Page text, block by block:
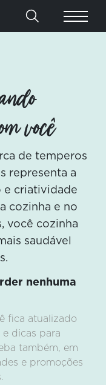
você
de temperos
representa a
e criatividade
cozinha e no
você cozinha
saudável
nenhuma
fica atualizado
e dicas para
também, em
e promoções